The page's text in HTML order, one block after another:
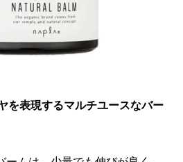
を表現するマルチユースなバー